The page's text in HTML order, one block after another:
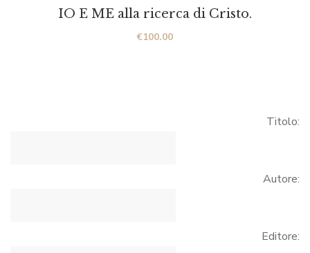
IO E ME alla ricerca di Cristo.
€100.00
Titolo:
Autore:
Editore: